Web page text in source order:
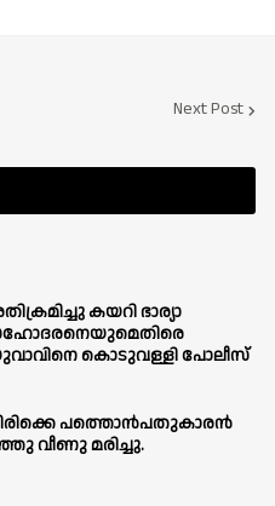
Next Post
കയറി ഭാര്യാ
കൊടുവള്ളി പോലീസ്
പത്തൊൻപതുകാരൻ
വീണു മരിച്ചു.